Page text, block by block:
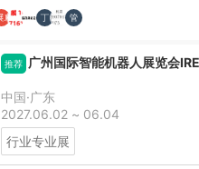
推荐 广州国际智能机器人展览会IRE
中国·广东
2027.06.02 ~ 06.04
行业专业展